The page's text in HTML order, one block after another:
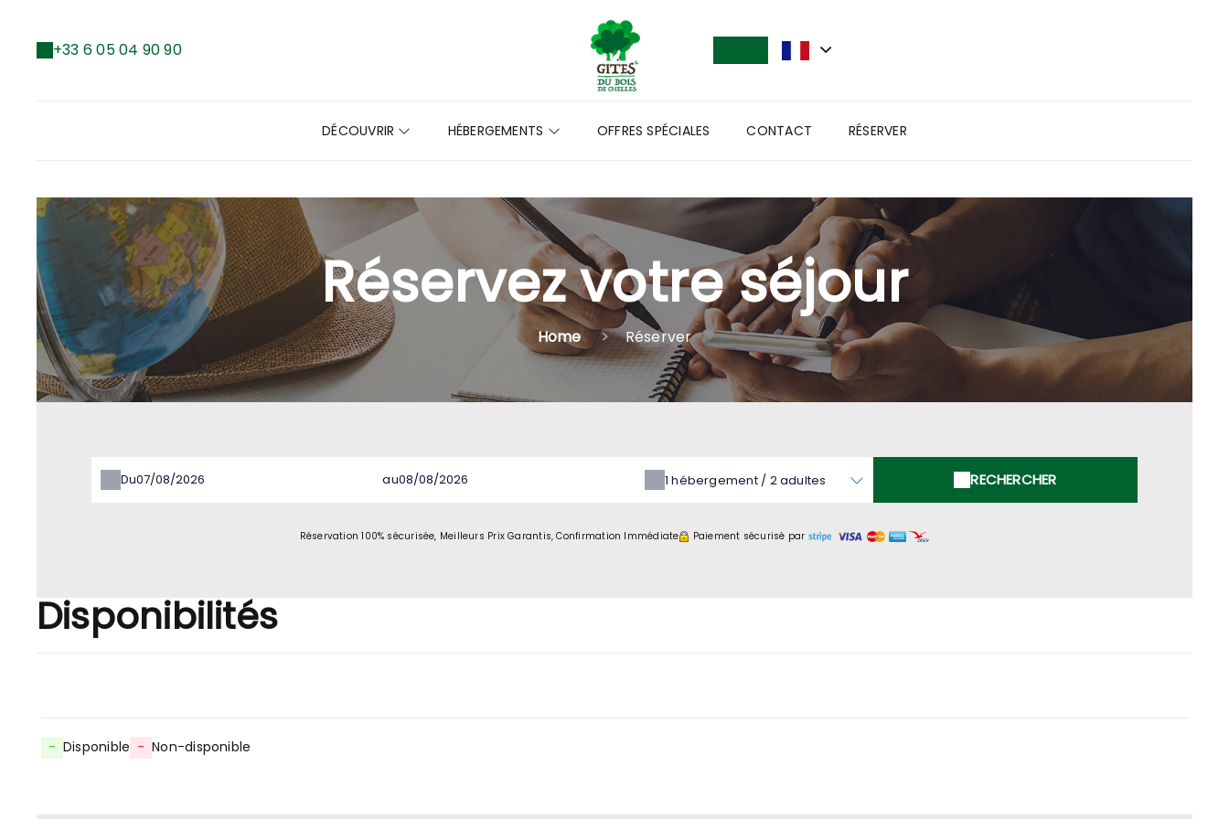
+33 6 05 04 90 90
DÉCOUVRIR HÉBERGEMENTS OFFRES SPÉCIALES CONTACT RÉSERVER
Réservez votre séjour
Home Réserver
Du au 1hébergement / 2adultes RECHERCHER
Réservation 100% sécurisée, Meilleurs Prix Garantis, Confirmation Immédiate Paiement sécurisé par
Disponibilités
- Disponible - Non-disponible